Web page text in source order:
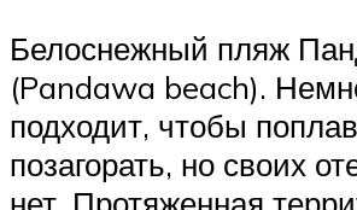
Белоснежный пляж
(Pandawa beach).
подходит, чтобы
позагорать, но своих